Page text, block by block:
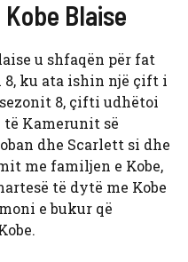
Blaise
u shfaqën për fat
8, ku ata ishin një çift i
8, çifti udhëtoi
të Kamerunit së
dhe Scarlett si dhe
me familjen e Kobe,
të dytë me Kobe
e bukur që